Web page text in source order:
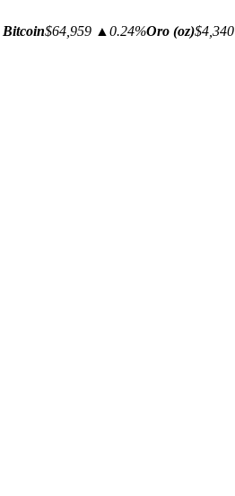
Bitcoin$64,959 ▲0.24%Oro (oz)$4,340